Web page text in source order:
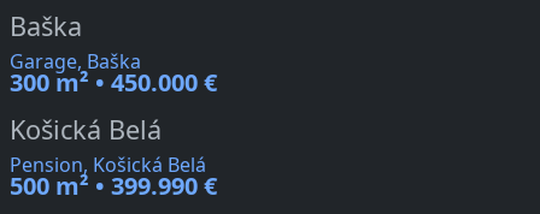
Baška
Garage, Baška
300 m² • 450.000 €
Košická Belá
Pension, Košická Belá
500 m² • 399.990 €